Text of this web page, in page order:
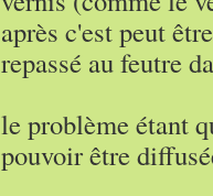
après c'est peut
repassé au feutre
le problème étant
pouvoir être